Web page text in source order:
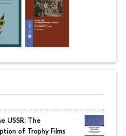
USSR: The
of Trophy Films